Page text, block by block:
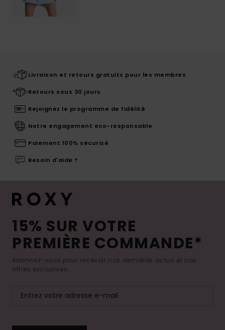
Livraison et retours gratuits pour les membres
Retours sous 30 jours
Rejoignez le programme de fidélité
Notre engagement eco-responsable
Paiement 100% sécurisé
Besoin d'aide ?
15% SUR VOTRE
PREMIÈRE COMMANDE*
Abonnez-vous pour recevoir nos dernières actus et nos
offres exclusives.